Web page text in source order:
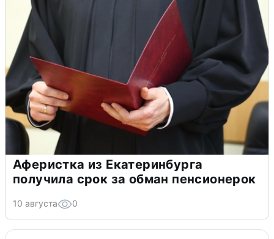
Аферистка из Екатеринбурга
получила срок за обман пенсионерок
10 августа 0